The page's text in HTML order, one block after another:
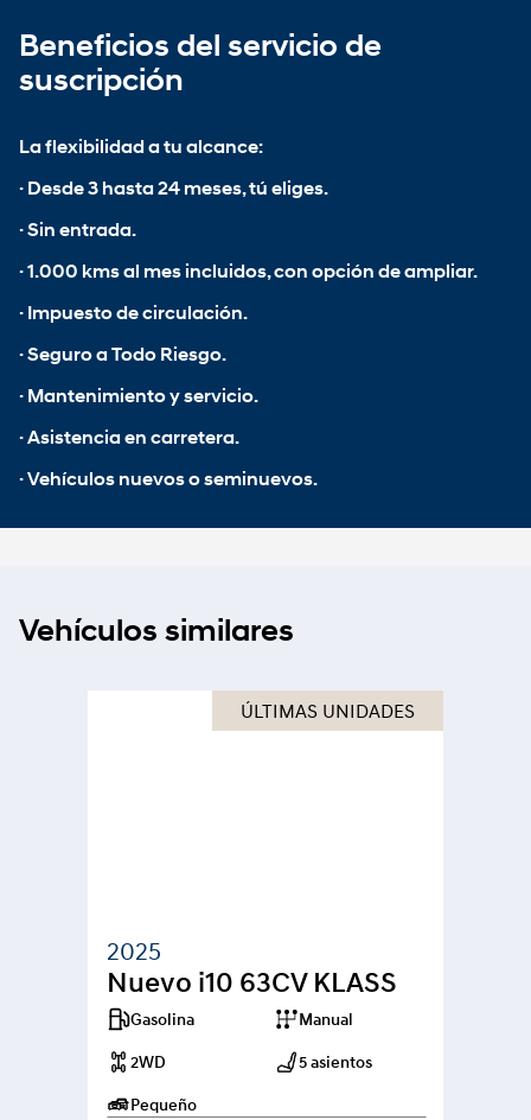
Beneficios del servicio de
suscripción
La flexibilidad a tu alcance:
· Desde 3 hasta 24 meses, tú eliges.
· Sin entrada.
· 1.000 kms al mes incluidos, con opción de ampliar.
· Impuesto de circulación.
· Seguro a Todo Riesgo.
· Mantenimiento y servicio.
· Asistencia en carretera.
· Vehículos nuevos o seminuevos.
Vehículos similares
ÚLTIMAS UNIDADES
2025
Nuevo i10 63CV KLASS
Gasolina Manual
2WD 5 asientos
Pequeño